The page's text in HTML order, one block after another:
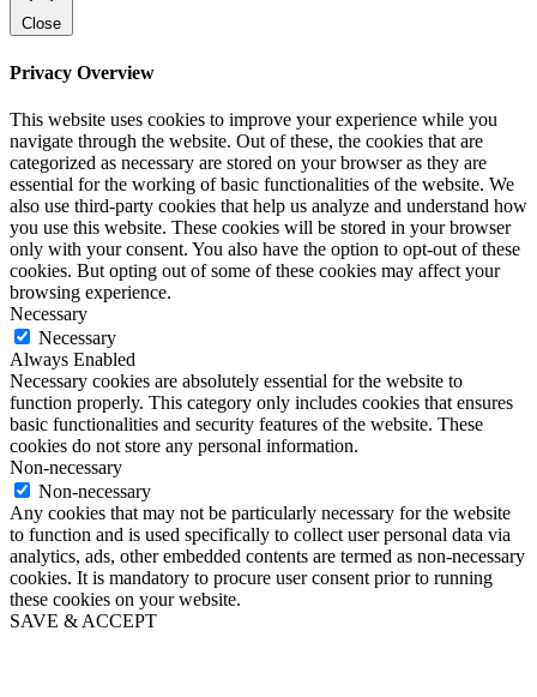
Close
Privacy Overview
This website uses cookies to improve your experience while you
navigate through the website. Out of these, the cookies that are
categorized as necessary are stored on your browser as they are
essential for the working of basic functionalities of the website. We
also use third-party cookies that help us analyze and understand how
you use this website. These cookies will be stored in your browser
only with your consent. You also have the option to opt-out of these
cookies. But opting out of some of these cookies may affect your
browsing experience.
Necessary
Necessary
Always Enabled
Necessary cookies are absolutely essential for the website to
function properly. This category only includes cookies that ensures
basic functionalities and security features of the website. These
cookies do not store any personal information.
Non-necessary
Non-necessary
Any cookies that may not be particularly necessary for the website
to function and is used specifically to collect user personal data via
analytics, ads, other embedded contents are termed as non-necessary
cookies. It is mandatory to procure user consent prior to running
these cookies on your website.
SAVE & ACCEPT